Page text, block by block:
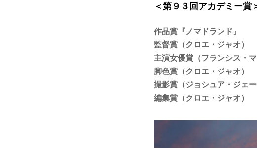
＜第９３回アカデミー賞
作品賞『ノマドランド』
監督賞（クロエ・ジャオ）
主演女優賞（フランシス・マ
脚色賞（クロエ・ジャオ）
撮影賞（ジョシュア・ジェー
編集賞（クロエ・ジャオ）